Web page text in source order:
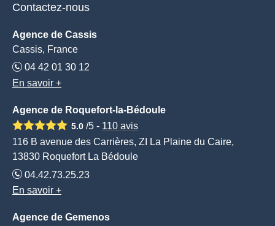
Contactez-nous
Agence de Cassis
Cassis, France
04 42 01 30 12
En savoir +
Agence de Roquefort-la-Bédoule
5.0 /5 - 110 avis
116 B avenue des Carrières, ZI La Plaine du Caire,
13830 Roquefort La Bédoule
04.42.73.25.23
En savoir +
Agence de Gemenos